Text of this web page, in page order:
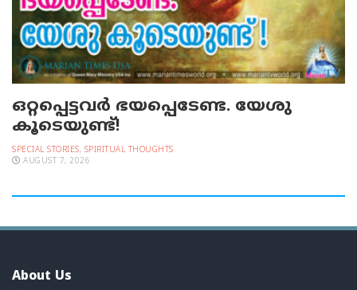
ഒറ്റപ്പെട്ടവര്‍ ഭയപ്പെടേണ്ട. യേശു
കൂടെയുണ്ട്!
SPECIAL STORIES, SPIRITUAL THOUGHTS
AUGUST 7, 2026
About Us